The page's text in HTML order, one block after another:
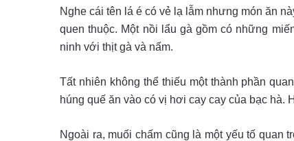
Nghe cái tên lá é có vẻ lạ lẫm nhưng món ăn
quen thuộc. Một nồi lẩu gà gồm có những
ninh với thịt gà và nấm.
Tất nhiên không thể thiếu một thành phần
húng quế ăn vào có vị hơi cay cay của bạc hà.
Ngoài ra, muối chấm cũng là một yếu tố quan